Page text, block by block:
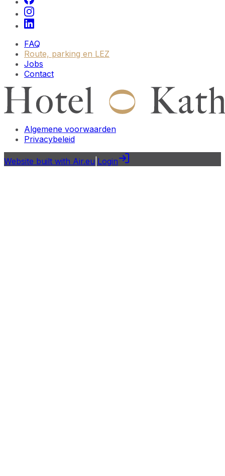
FAQ
Route, parking en LEZ
Jobs
Contact
Algemene voorwaarden
Privacybeleid
Website built with Air.eu Login